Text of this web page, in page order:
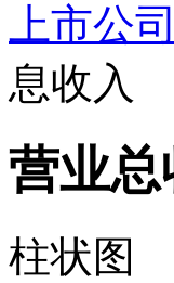
上市公
息收入
营业总
柱状图